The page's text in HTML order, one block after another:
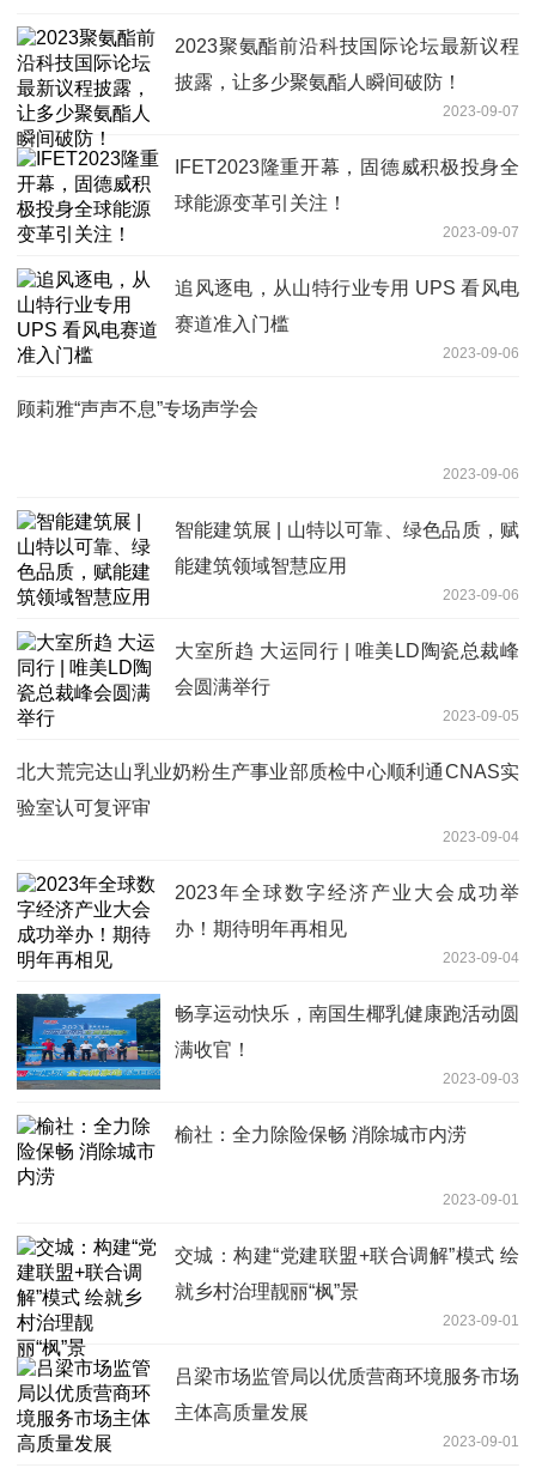
2023聚氨酯前沿科技国际论坛最新议程
披露，让多少聚氨酯人瞬间破防！
2023-09-07
IFET2023隆重开幕，固德威积极投身全
球能源变革引关注！
2023-09-07
​追风逐电，从山特行业专用 UPS 看风电
赛道准入门槛
2023-09-06
顾莉雅“声声不息”专场声学会
2023-09-06
智能建筑展 | 山特以可靠、绿色品质，赋
能建筑领域智慧应用
2023-09-06
大室所趋 大运同行 | 唯美LD陶瓷总裁峰
会圆满举行
2023-09-05
北大荒完达山乳业奶粉生产事业部质检中心顺利通CNAS实
验室认可复评审
2023-09-04
2023年全球数字经济产业大会成功举
办！期待明年再相见
2023-09-04
畅享运动快乐，南国生椰乳健康跑活动圆
满收官！
2023-09-03
榆社：全力除险保畅 消除城市内涝
2023-09-01
交城：构建“党建联盟+联合调解”模式 绘
就乡村治理靓丽“枫”景
2023-09-01
吕梁市场监管局以优质营商环境服务市场
主体高质量发展
2023-09-01